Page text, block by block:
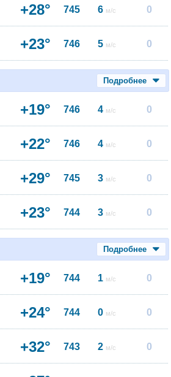
+28° 745 6 м/с 0
+23° 746 5 м/с 0
Подробнее
+19° 746 4 м/с 0
+22° 746 4 м/с 0
+29° 745 3 м/с 0
+23° 744 3 м/с 0
Подробнее
+19° 744 1 м/с 0
+24° 744 0 м/с 0
+32° 743 2 м/с 0